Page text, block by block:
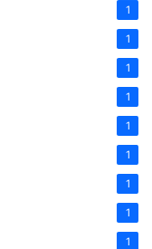
1
1
1
1
1
1
1
1
1